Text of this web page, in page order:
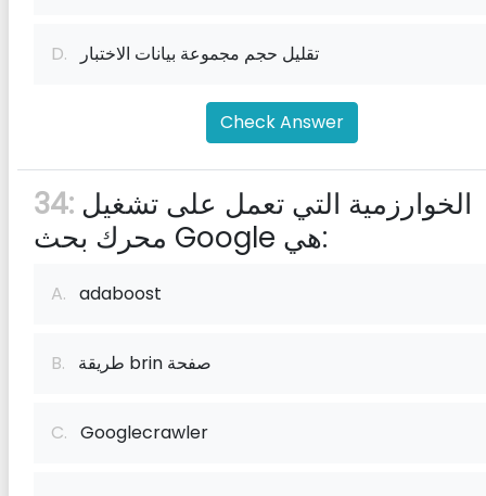
D. تقليل حجم مجموعة بيانات الاختبار
Check Answer
34:
محرك بحث Google هي:
A. adaboost
B. طريقة brin صفحة
C. Googlecrawler